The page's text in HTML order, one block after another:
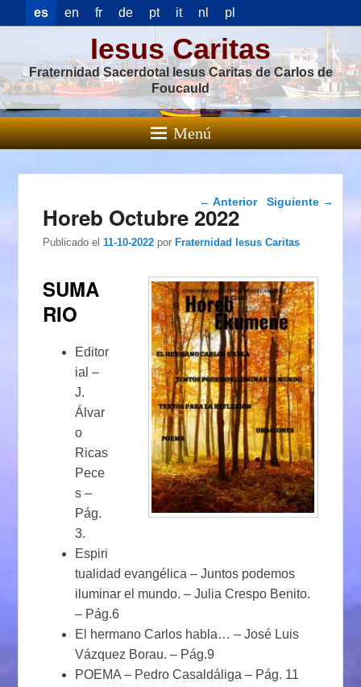
es en fr de pt it nl pl
Iesus Caritas
Fraternidad Sacerdotal Iesus Caritas de Carlos de
Foucauld
Menú
Navegación de
entradas
← Anterior Siguiente →
Horeb Octubre 2022
Publicado el 11-10-2022 porFraternidad Iesus Caritas
SUMA
RIO
Editor
ial –
J.
Álvar
o
Ricas
Pece
s –
Pág.
3.
Espiri
tualidad evangélica – Juntos podemos
iluminar el mundo. – Julia Crespo Benito.
– Pág.6
El hermano Carlos habla… – José Luis
Vázquez Borau. – Pág.9
POEMA – Pedro Casaldáliga – Pág. 11